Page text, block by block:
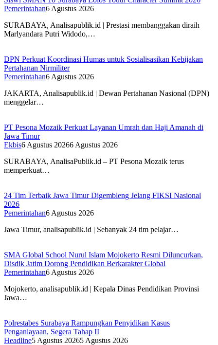
Pemerintahan6 Agustus 2026
SURABAYA, Analisapublik.id | Prestasi membanggakan diraih
Marlyandara Putri Widodo,…
DPN Perkuat Koordinasi Humas untuk Sosialisasikan Kebijakan
Pertahanan Nirmiliter
Pemerintahan6 Agustus 2026
JAKARTA, Analisapublik.id | Dewan Pertahanan Nasional (DPN)
menggelar…
PT Pesona Mozaik Perkuat Layanan Umrah dan Haji Amanah di
Jawa Timur
Ekbis6 Agustus 20266 Agustus 2026
SURABAYA, AnalisaPublik.id – PT Pesona Mozaik terus
memperkuat…
24 Tim Terbaik Jawa Timur Digembleng Jelang FIKSI Nasional
2026
Pemerintahan6 Agustus 2026
Jawa Timur, analisapublik.id | Sebanyak 24 tim pelajar…
SMA Global School Nurul Islam Mojokerto Resmi Diluncurkan,
Disdik Jatim Dorong Pendidikan Berkarakter Global
Pemerintahan6 Agustus 2026
Mojokerto, analisapublik.id | Kepala Dinas Pendidikan Provinsi
Jawa…
Polrestabes Surabaya Rampungkan Penyidikan Kasus
Penganiayaan, Segera Tahap II
Headline5 Agustus 20265 Agustus 2026